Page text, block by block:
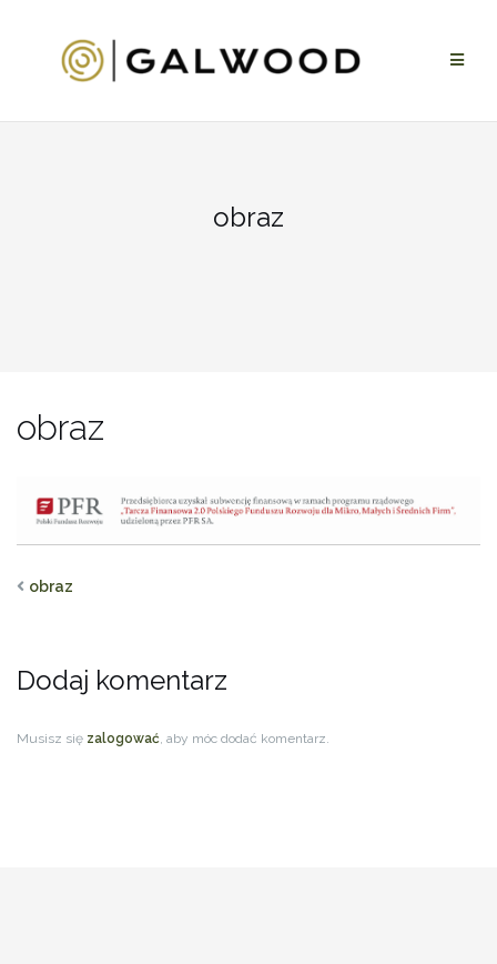
obraz
obraz
obraz
Dodaj komentarz
Musisz się zalogować, aby móc dodać komentarz.